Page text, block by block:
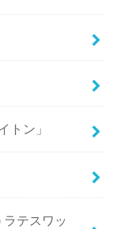
トン」
テスワッ